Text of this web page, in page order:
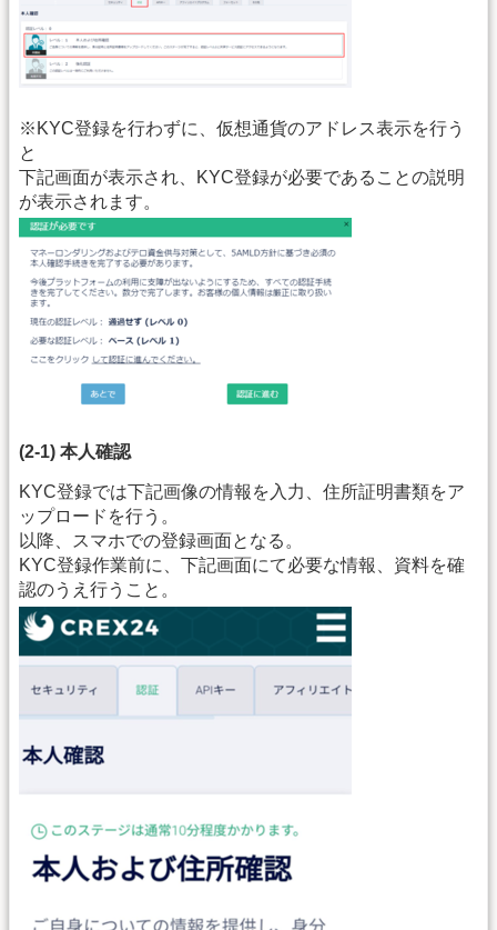
※KYC登録を行わずに、仮想通貨のアドレス表示を行う
と
下記画面が表示され、KYC登録が必要であることの説明
が表示されます。
(2-1) 本人確認
KYC登録では下記画像の情報を入力、住所証明書類をア
ップロードを行う。
以降、スマホでの登録画面となる。
KYC登録作業前に、下記画面にて必要な情報、資料を確
認のうえ行うこと。